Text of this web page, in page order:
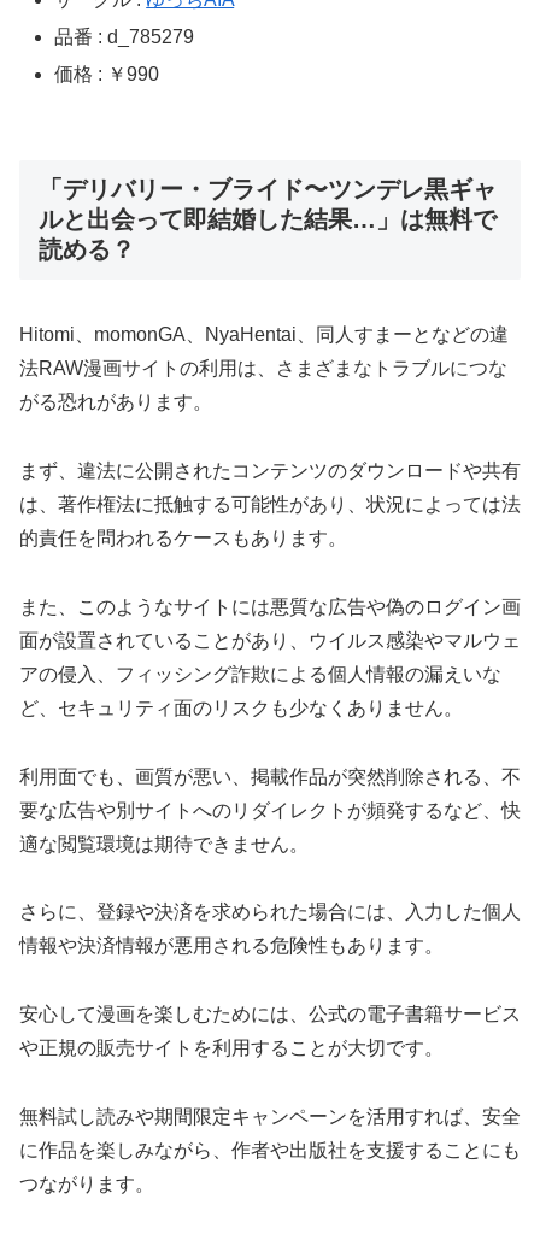
品番 : d_785279
価格 : ￥990
「デリバリー・ブライド〜ツンデレ黒ギャ
ルと出会って即結婚した結果…」は無料で
読める？
Hitomi、momonGA、NyaHentai、同人すまーとなどの違
法RAW漫画サイトの利用は、さまざまなトラブルにつな
がる恐れがあります。
まず、違法に公開されたコンテンツのダウンロードや共有
は、著作権法に抵触する可能性があり、状況によっては法
的責任を問われるケースもあります。
また、このようなサイトには悪質な広告や偽のログイン画
面が設置されていることがあり、ウイルス感染やマルウェ
アの侵入、フィッシング詐欺による個人情報の漏えいな
ど、セキュリティ面のリスクも少なくありません。
利用面でも、画質が悪い、掲載作品が突然削除される、不
要な広告や別サイトへのリダイレクトが頻発するなど、快
適な閲覧環境は期待できません。
さらに、登録や決済を求められた場合には、入力した個人
情報や決済情報が悪用される危険性もあります。
安心して漫画を楽しむためには、公式の電子書籍サービス
や正規の販売サイトを利用することが大切です。
無料試し読みや期間限定キャンペーンを活用すれば、安全
に作品を楽しみながら、作者や出版社を支援することにも
つながります。